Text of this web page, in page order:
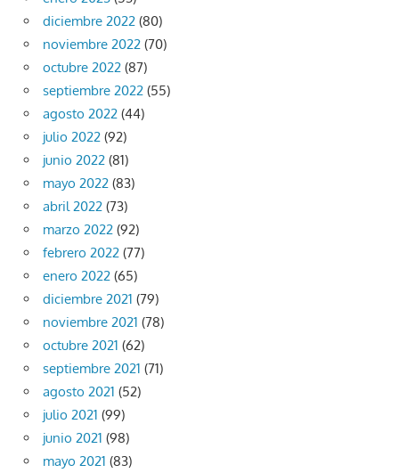
diciembre 2022 (80)
noviembre 2022 (70)
octubre 2022 (87)
septiembre 2022 (55)
agosto 2022 (44)
julio 2022 (92)
junio 2022 (81)
mayo 2022 (83)
abril 2022 (73)
marzo 2022 (92)
febrero 2022 (77)
enero 2022 (65)
diciembre 2021 (79)
noviembre 2021 (78)
octubre 2021 (62)
septiembre 2021 (71)
agosto 2021 (52)
julio 2021 (99)
junio 2021 (98)
mayo 2021 (83)